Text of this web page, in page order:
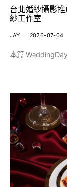
台北婚紗攝影
紗工作室
JAY 2026-07-04
本篇